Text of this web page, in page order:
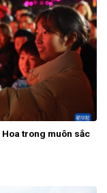
trong muôn sắc